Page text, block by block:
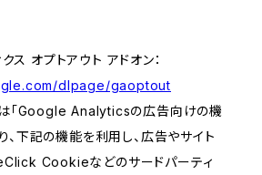
ス オプトアウト アドオン：
dlpage/gaoptout
は「Google Analyticsの広告向けの機
、下記の機能を利用し、広告やサイト
Cookieなどのサードパーティ